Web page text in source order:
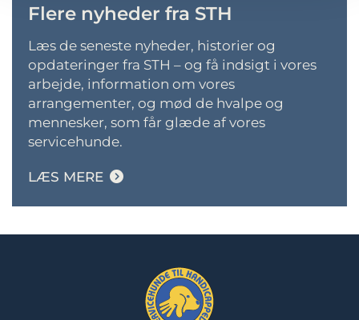
Flere nyheder fra STH
L æs de seneste nyheder, historier og
opdateringer fra STH – og få indsigt i vores
arbejde, information om vores
arrangementer, og mød de hvalpe og
mennesker, som får glæde af vores
servicehunde.
LÆS MERE